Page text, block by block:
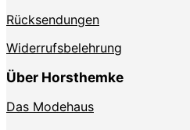
Rücksendungen
Widerrufsbelehrung
Über Horsthemke
Das Modehaus